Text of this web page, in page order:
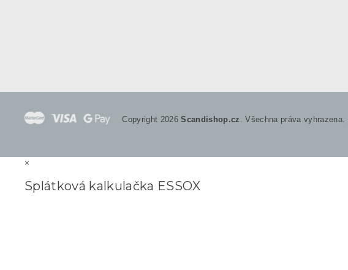
Copyright 2026Scandishop.cz . Všechna práva vyhrazena.
×
Splátková kalkulačka ESSOX